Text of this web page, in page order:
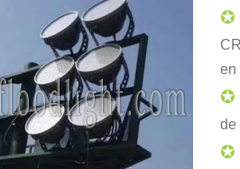
✪
en
✪
de
✪